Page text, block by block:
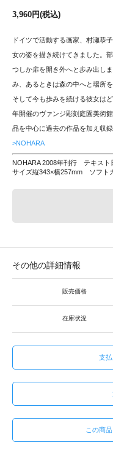
3,960円(税込)
ドイツで活動する画家、村瀬恭
女の姿を描き続けてきました。
つしか扉を開き外へと歩み出し
み、あるときは森の中へと場所
そして今も歩みを続ける彼女は
年開催のヴァンジ彫刻庭園美術
品を中心に過去の作品を加え収録
>NOHARA
NOHARA 2008年刊行 テキスト
サイズ縦343×横257mm ソフト
その他の詳細情報
販売価格
在庫状況
支
この商